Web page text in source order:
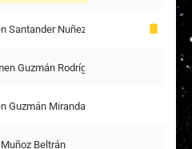
Navarro
Lagos
Cantero
Santander Nuñez
Guzmán Rodríguez
Guzmán Miranda
Beltrán